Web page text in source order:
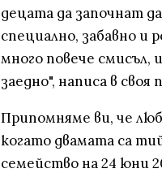
децата да започнат
специално, забавно
много повече смисъл,
заедно", написа в
Припомняме ви, че
когато двамата са
семейство на 24 юни